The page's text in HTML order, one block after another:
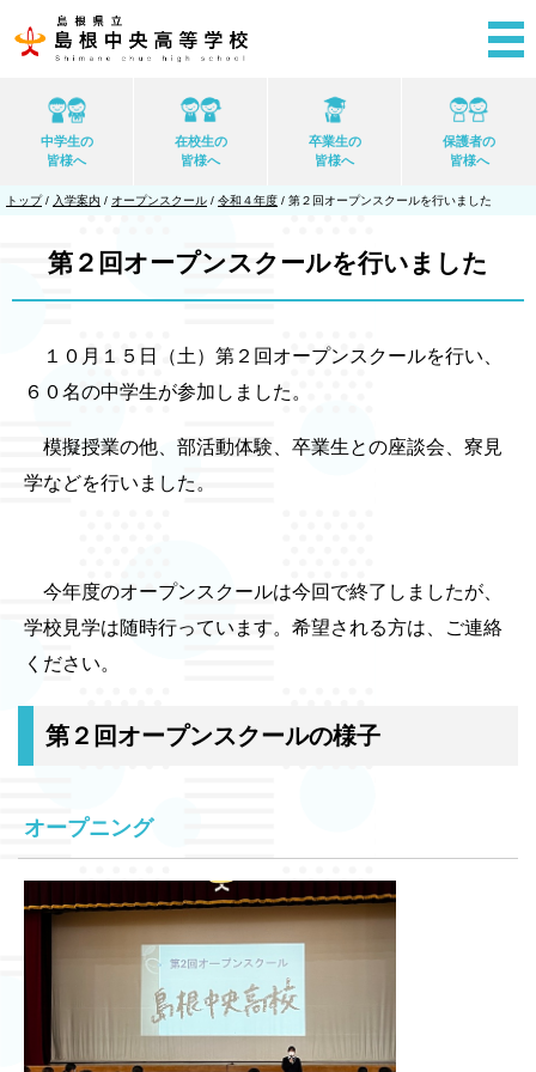
中学生の
皆様へ
在校生の
皆様へ
卒業生の
皆様へ
保護者の
皆様へ
現
トップ/ 入学案内 / オープンスクール / 令和４年度 / 第２回オープンスクールを行いました
第２回オープンスクールを行いました
１０月１５日（土）第２回オープンスクールを行い、
６０名の中学生が参加しました。
模擬授業の他、部活動体験、卒業生との座談会、寮見
学などを行いました。
今年度のオープンスクールは今回で終了しましたが、
学校見学は随時行っています。希望される方は、ご連絡
ください。
第２回オープンスクールの様子
オープニング